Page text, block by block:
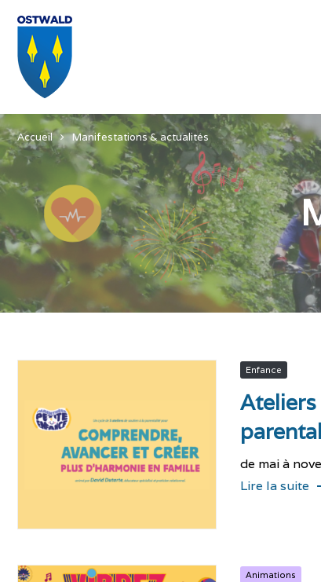
Accueil Manifestations & actualités
Enfance
de mai à
Lire la suite
Animations